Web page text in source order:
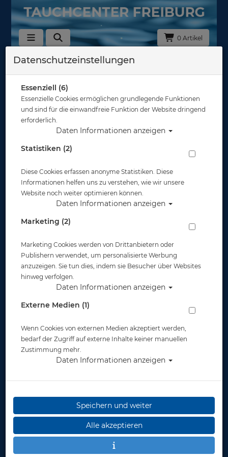
0 Artikel
Gobe
In dieser Ansicht sind keine Produkte verfügbar
Gut abgesichert?
Informationen
Zahlungsmöglichkeiten
Widerruf
Datenschutzeinstellungen
Essenziell (6)
Essenzielle Cookies ermöglichen grundlegende Funktionen
und sind für die einwandfreie Funktion der Website dringend
erforderlich.
Daten Informationen anzeigen
Statistiken (2)
Diese Cookies erfassen anonyme Statistiken. Diese
Informationen helfen uns zu verstehen, wie wir unsere
Website noch weiter optimieren können.
Daten Informationen anzeigen
Marketing (2)
Marketing Cookies werden von Drittanbietern oder
Publishern verwendet, um personalisierte Werbung
anzuzeigen. Sie tun dies, indem sie Besucher über Websites
hinweg verfolgen.
Daten Informationen anzeigen
Externe Medien (1)
Wenn Cookies von externen Medien akzeptiert werden,
bedarf der Zugriff auf externe Inhalte keiner manuellen
Zustimmung mehr.
Daten Informationen anzeigen
Speichern und weiter
Alle akzeptieren